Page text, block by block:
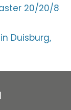
20/20/8
Duisburg,